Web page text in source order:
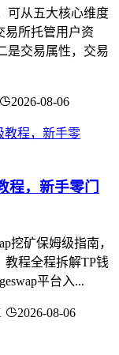
可从五大核心维度
易所托管用户资
是交易属性，交易
2026-08-06
程，新手零门
挖矿保姆级指南，
程全程拆解TP钱
平台入...
2026-08-06